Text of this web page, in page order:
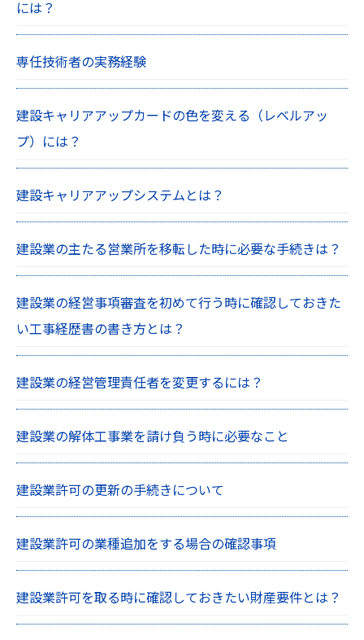
には？
専任技術者の実務経験
建設キャリアアップカードの色を変える（レベルアッ
プ）には？
建設キャリアアップシステムとは？
建設業の主たる営業所を移転した時に必要な手続きは？
建設業の経営事項審査を初めて行う時に確認しておきた
い工事経歴書の書き方とは？
建設業の経営管理責任者を変更するには？
建設業の解体工事業を請け負う時に必要なこと
建設業許可の更新の手続きについて
建設業許可の業種追加をする場合の確認事項
建設業許可を取る時に確認しておきたい財産要件とは？